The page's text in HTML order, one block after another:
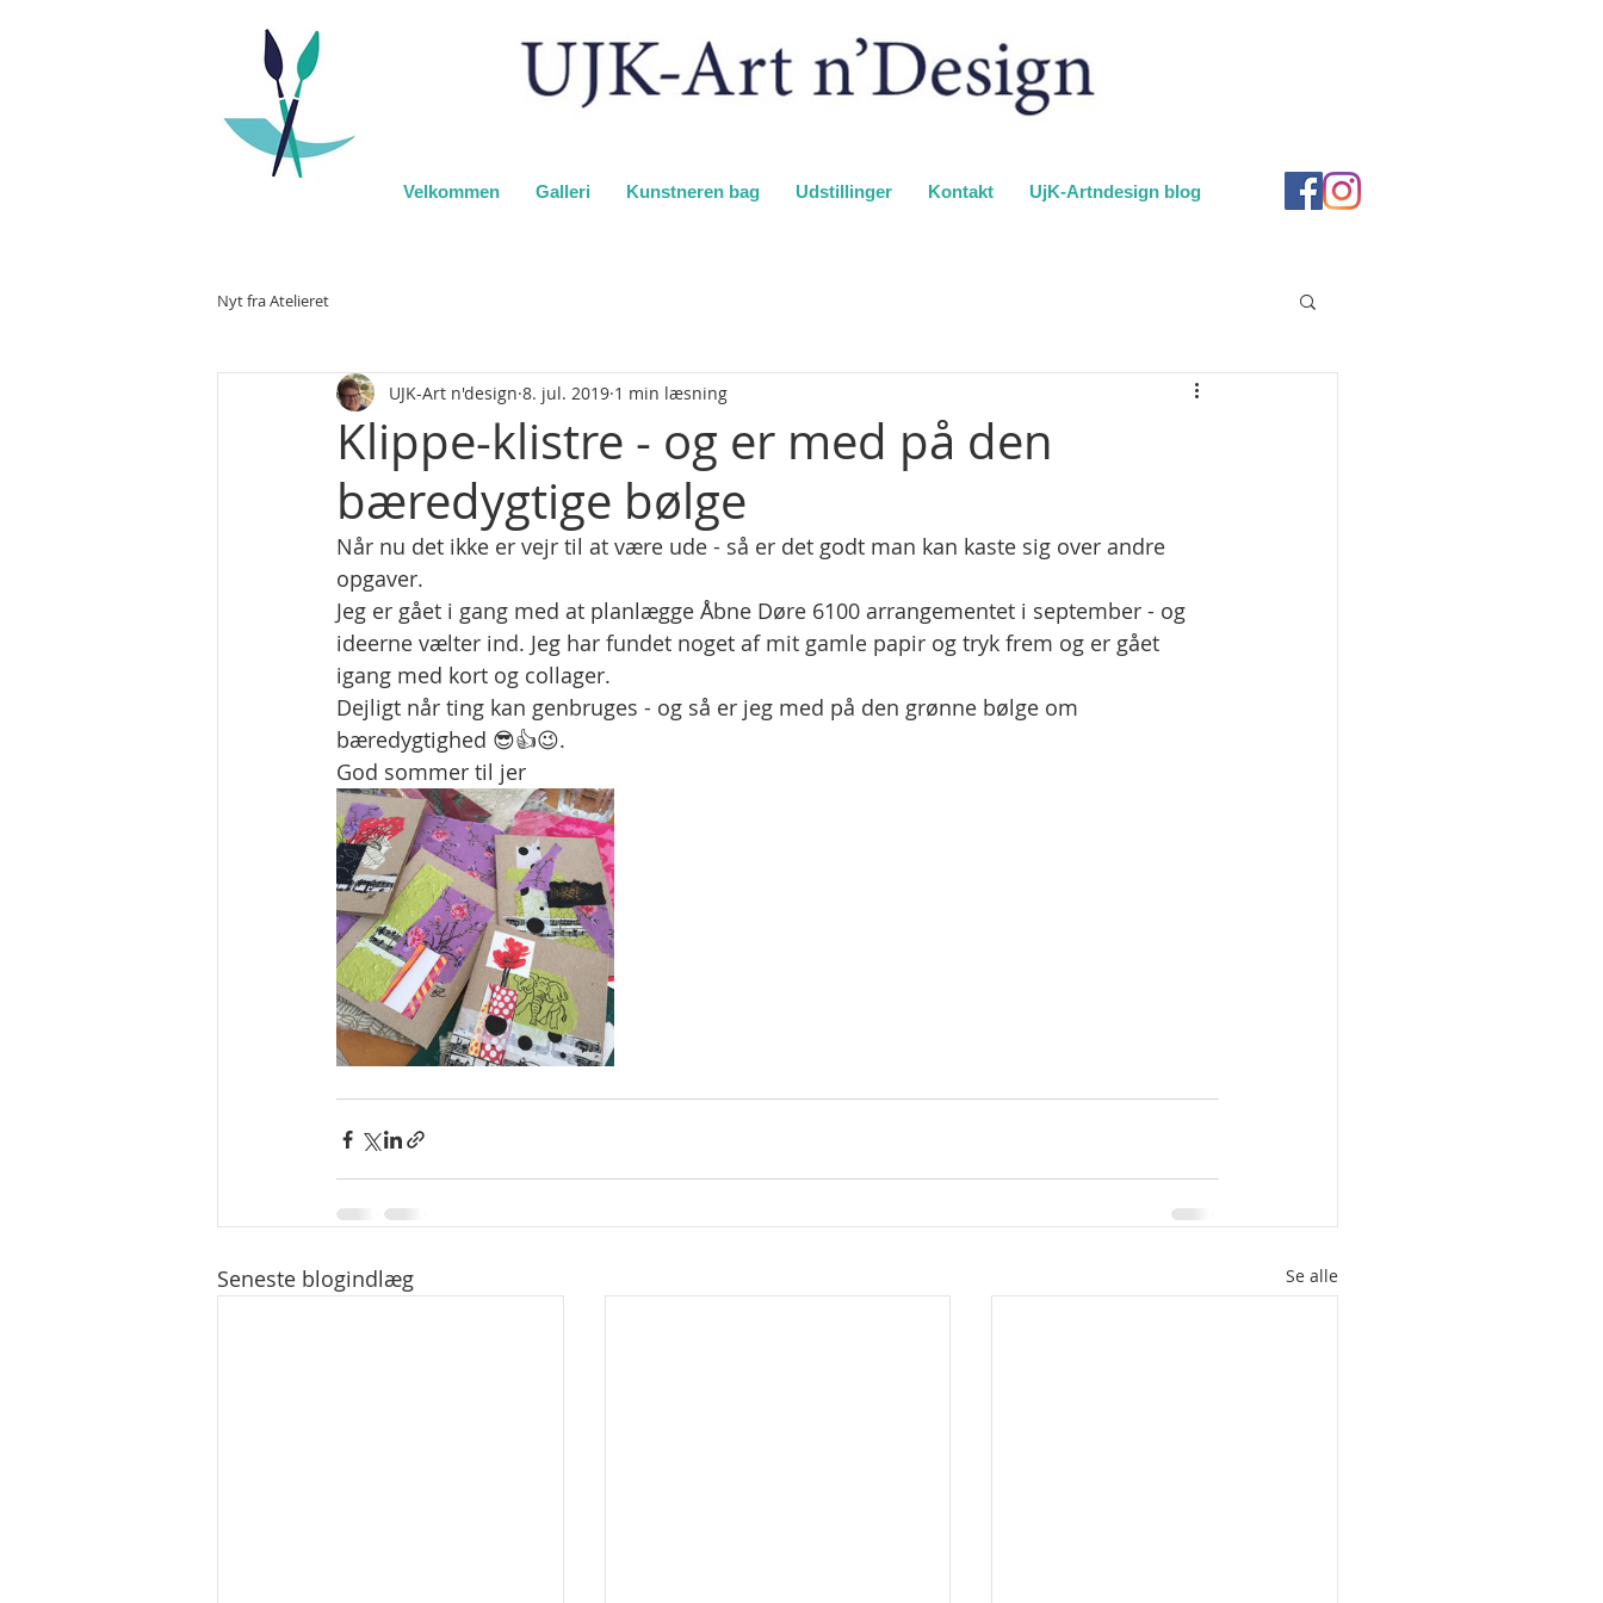
Velkommen Galleri Kunstneren bag Udstillinger Kontakt UjK-Artndesign blog
Nyt fra Atelieret
Klippe-klistre - og er med på den
bæredygtige bølge
UJK-Art n'design 8. jul. 2019 1 min læsning
Når nu det ikke er vejr til at være ude - så er det godt man kan kaste sig over andre
opgaver.
Jeg er gået i gang med at planlægge Åbne Døre 6100 arrangementet i september - og
ideerne vælter ind. Jeg har fundet noget af mit gamle papir og tryk frem og er gået
igang med kort og collager.
Dejligt når ting kan genbruges - og så er jeg med på den grønne bølge om
bæredygtighed 😎👍😉.
God sommer til jer
Seneste blogindlæg Se alle